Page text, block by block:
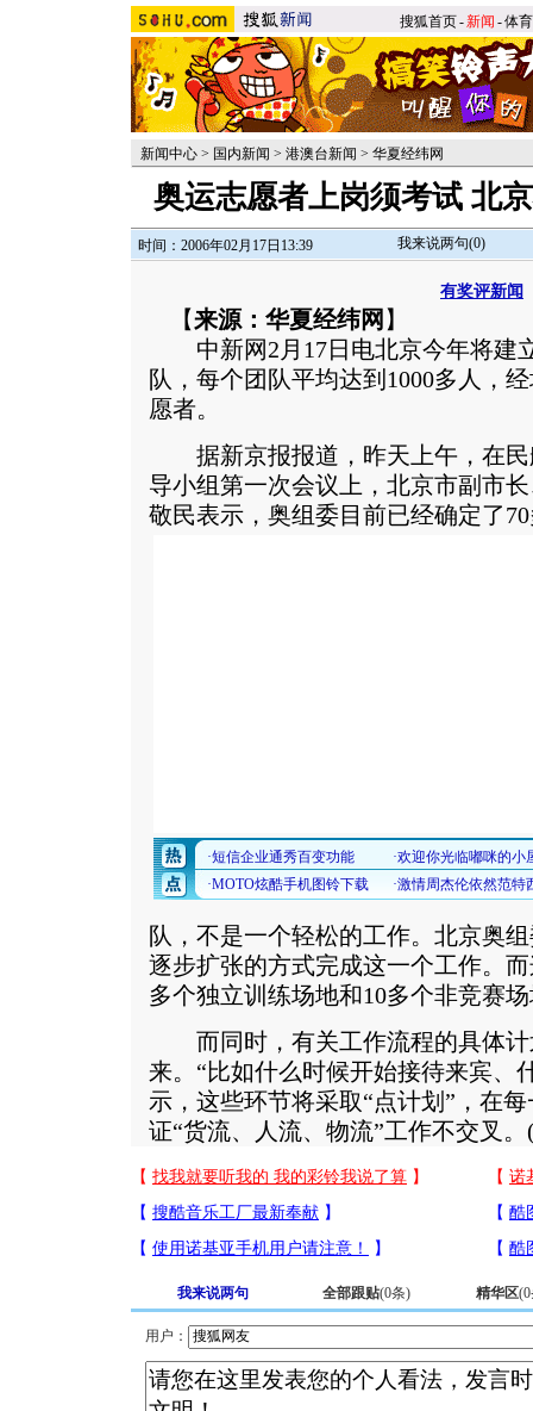
搜狐首页-新闻 -体育
新闻中心 > 国内新闻 > 港澳台新闻 > 华夏经纬网
奥运志愿者上岗须考试 北
时间：2006年02月17日13:39 我来说两句(0)
有奖评新闻
【来源：华夏经纬网 】
中新网2月17日电北京今年将建
队，每个团队平均达到1000多人，
愿者。
据新京报报道，昨天上午，在民
导小组第一次会议上，北京市副市
敬民表示，奥组委目前已经确定了
队，不是一个轻松的工作。北京奥
逐步扩张的方式完成这一个工作。
多个独立训练场地和10多个非竞赛
而同时，有关工作流程的具体计
来。“比如什么时候开始接待来宾、
示，这些环节将采取“点计划”，在
证“货流、人流、物流”工作不交叉
我来说两句 全部跟贴(0条) 精华区(0
用户：